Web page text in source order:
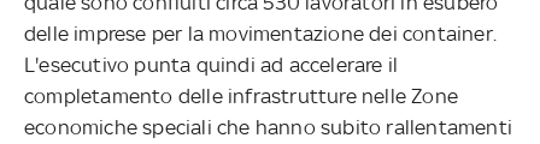
delle imprese per la movimentazione dei container.
L'esecutivo punta quindi ad accelerare il
completamento delle infrastrutture nelle Zone
economiche speciali che hanno subito rallentamenti